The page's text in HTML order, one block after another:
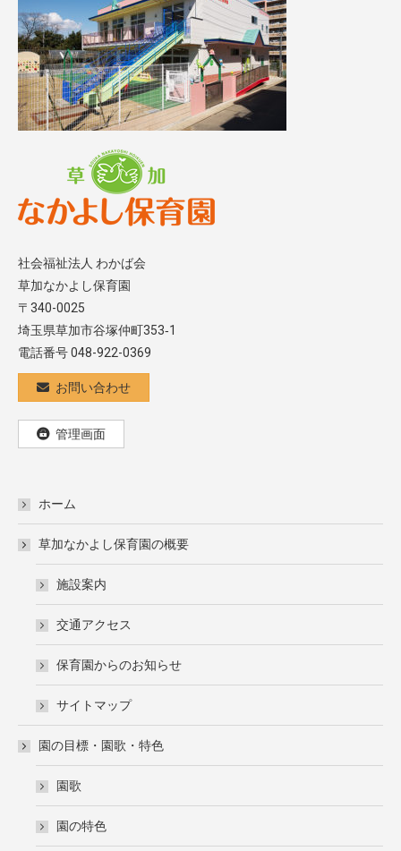
社会福祉法人 わかば会
草加なかよし保育園
〒340-0025
埼玉県草加市谷塚仲町353‐1
電話番号 048-922-0369
お問い合わせ
管理画面
ホーム
草加なかよし保育園の概要
施設案内
交通アクセス
保育園からのお知らせ
サイトマップ
園の目標・園歌・特色
園歌
園の特色